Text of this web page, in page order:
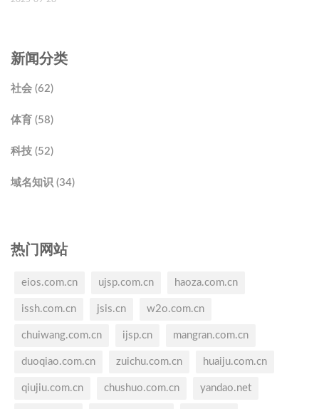
新闻分类
社会 (62)
体育 (58)
科技 (52)
域名知识 (34)
热门网站
eios.com.cn ujsp.com.cn haoza.com.cn
issh.com.cn jsis.cn w2o.com.cn
chuiwang.com.cn ijsp.cn mangran.com.cn
duoqiao.com.cn zuichu.com.cn huaiju.com.cn
qiujiu.com.cn chushuo.com.cn yandao.net